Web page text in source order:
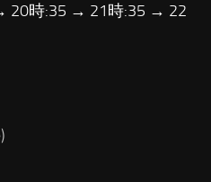
20時:35 → 21時:35 → 22